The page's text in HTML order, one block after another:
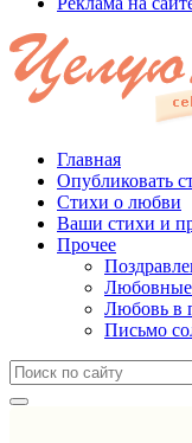
Главная
Опубликовать
Стихи о любви
Ваши стихи и
Прочее
Любовные
Любовь в
Письмо